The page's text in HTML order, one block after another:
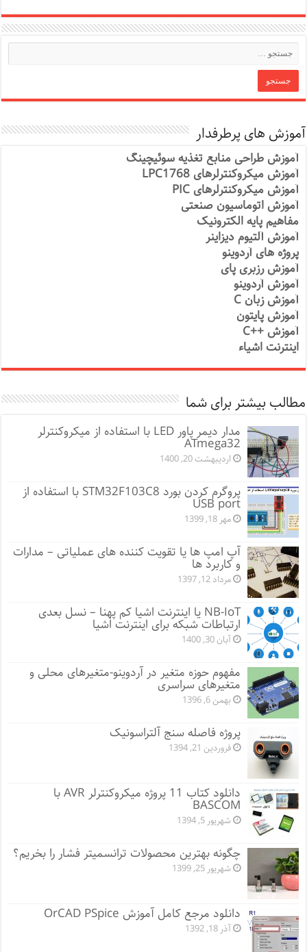
آموزش های پرطرفدار
آموزش طراحی منابع تغذیه سوئیچینگ
آموزش میکروکنترلرهای LPC1768
آموزش میکروکنترلرهای PIC
آموزش اتوماسیون صنعتی
مفاهیم پایه الکترونیک
آموزش آلتیوم دیزاینر
پروژه های آردوینو
آموزش رزبری پای
آموزش آردوینو
آموزش زبان C
آموزش پایتون
آموزش ++C
اینترنت اشیاء
مطالب بیشتر برای شما
مدار دیمر پاور LED با استفاده از میکروکنترلر
ATmega32
اردیبهشت 20, 1400
پروگرم کردن بورد STM32F103C8 با استفاده از
USB port
مهر 18, 1399
آپ امپ ها یا تقویت کننده های عملیاتی – مدارات
و کاربرد ها
مرداد 12, 1397
NB-IoT یا اینترنت اشیا کم پهنا – نسل بعدی
ارتباطات شبکه برای اینترنت اشیا
آبان 30, 1400
مفهوم حوزه متغیر در آردوینو-متغیرهای محلی و
متغیرهای سراسری
بهمن 6, 1396
پروژه فاصله سنج آلتراسونیک
فروردین 21, 1394
دانلود کتاب 11 پروژه میکروکنترلر AVR با
BASCOM
شهریور 5, 1394
چگونه بهترین محصولات ترانسمیتر فشار را بخریم؟
شهریور 25, 1399
دانلود مرجع کامل آموزش OrCAD PSpice
آذر 18, 1392